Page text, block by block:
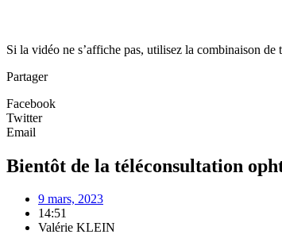
Si la vidéo ne s’affiche pas, utilisez la combinaison
Partager
Facebook
Twitter
Email
Bientôt de la téléconsultation
9 mars, 2023
14:51
Valérie KLEIN